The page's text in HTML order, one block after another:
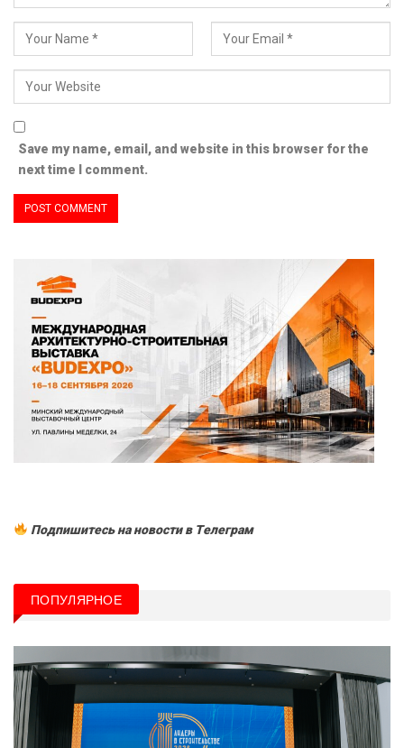
Save my name, email, and website in this browser for the
next time I comment.
Подпишитесь на новости в Tелеграм
ПОПУЛЯРНОЕ